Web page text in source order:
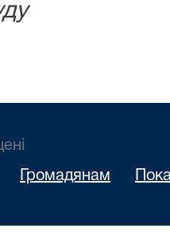
Громадянам